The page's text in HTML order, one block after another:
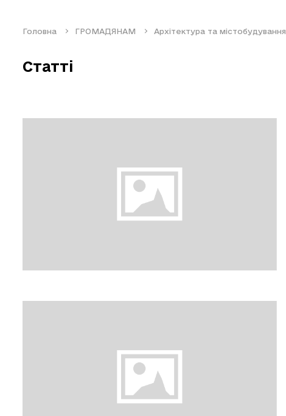
Головна ГРОМАДЯНАМ Архітектура та містобудування
Статті